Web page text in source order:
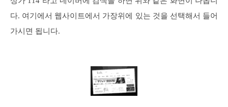
다. 여기에서 웹사이트에서 가장위에 있는 것을 선택해서 들어
가시면 됩니다.